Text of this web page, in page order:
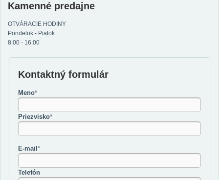
Kamenné predajne
OTVÁRACIE HODINY
Pondelok - Piatok
8:00 - 16:00
Kontaktný formulár
Meno*
Priezvisko*
E-mail*
Telefón